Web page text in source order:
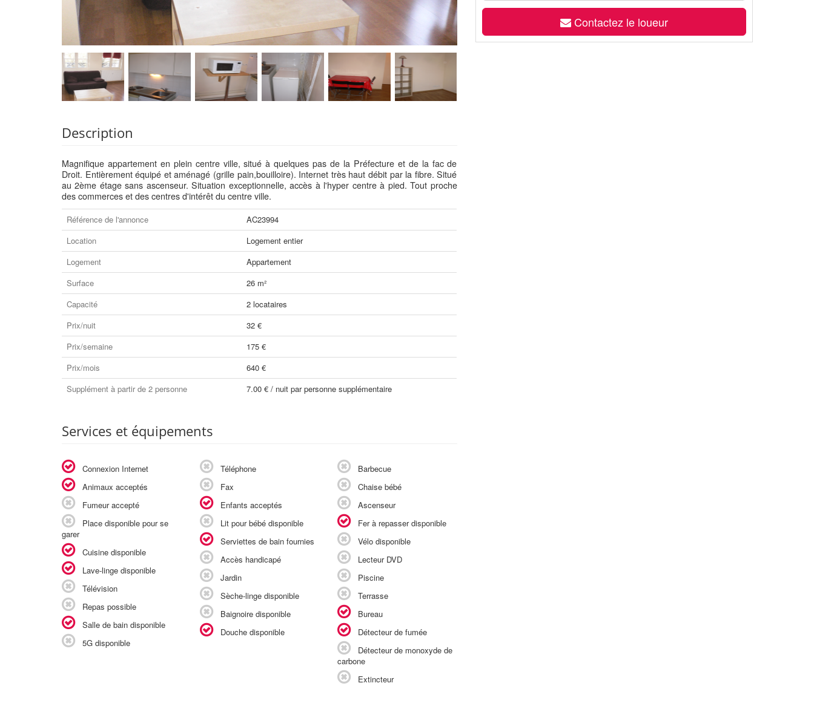
Contactez le loueur
Description
Magnifique appartement en plein centre ville, situé à quelques pas de la Préfecture et de la fac de
Droit. Entièrement équipé et aménagé (grille pain,bouilloire). Internet très haut débit par la fibre. Situé
au 2ème étage sans ascenseur. Situation exceptionnelle, accès à l'hyper centre à pied. Tout proche
des commerces et des centres d'intérêt du centre ville.
Référence de l'annonce
AC23994
Location
Logement entier
Logement
Appartement
Surface
26 m²
Capacité
2 locataires
Prix/nuit
32 €
Prix/semaine
175 €
Prix/mois
640 €
Supplément à partir de 2 personne
7.00 € / nuit par personne supplémentaire
Services et équipements
Connexion Internet
Animaux acceptés
Fumeur accepté
Place disponible pour se
garer
Cuisine disponible
Lave-linge disponible
Télévision
Repas possible
Salle de bain disponible
5G disponible
Téléphone
Fax
Enfants acceptés
Lit pour bébé disponible
Serviettes de bain fournies
Accès handicapé
Jardin
Sèche-linge disponible
Baignoire disponible
Douche disponible
Barbecue
Chaise bébé
Ascenseur
Fer à repasser disponible
Vélo disponible
Lecteur DVD
Piscine
Terrasse
Bureau
Détecteur de fumée
Détecteur de monoxyde de
carbone
Extincteur